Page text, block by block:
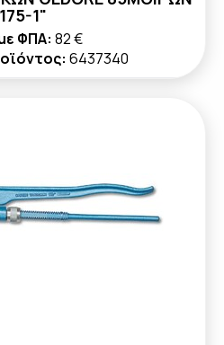
175-1"
ΦΠΑ: 82 €
6437340